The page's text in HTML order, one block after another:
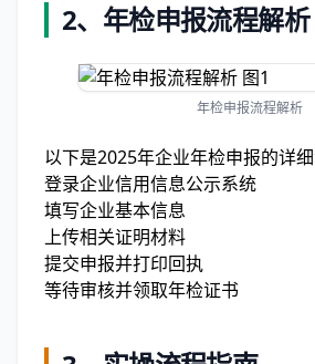
2、 年检申报流程解析
年检申报流程解析
以下是2025年企业年检申报的详细
登录企业信用信息公示系统
填写企业基本信息
上传相关证明材料
提交申报并打印回执
等待审核并领取年检证书